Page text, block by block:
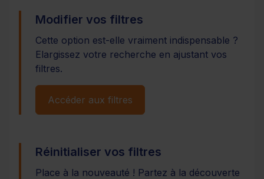
Modifier vos filtres
Cette option est-elle vraiment indispensable ?
Elargissez votre recherche en ajustant vos
filtres.
Accéder aux filtres
Réinitialiser vos filtres
Place à la nouveauté ! Partez à la découverte